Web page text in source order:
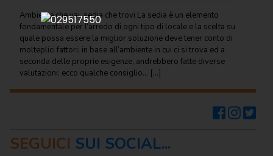
Regalo
Cancelleria
per ufficio
Carta
per
stampanti
Ambiente che vai, sedia che trovi La sedia è un elemento
fondamentale per l’arredo di ogni tipo di locale e la scelta su
quale possa essere la miglior soluzione deve tener conto di
molteplici fattori; in base all’ambiente in cui ci si trova ed a
seconda delle proprie esigenze, andrebbero fatte diverse
valutazioni: ecco qualche consiglio... […]
SEGUICI SUI SOCIAL...